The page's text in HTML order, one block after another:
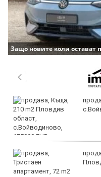
Защо новите коли остават